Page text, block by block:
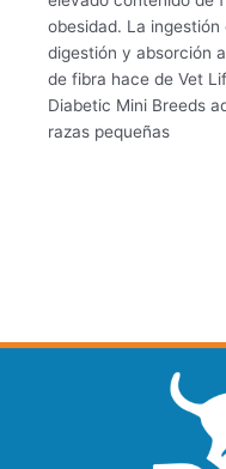
obesidad. La
digestión y absorción
de fibra hace de Vet
Diabetic Mini Breeds
razas pequeñas